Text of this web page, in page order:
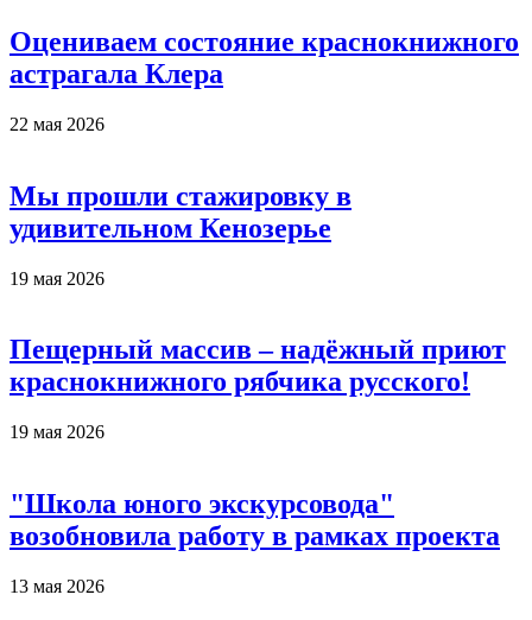
Оцениваем состояние краснокнижного
астрагала Клера
22 мая 2026
Мы прошли стажировку в
удивительном Кенозерье
19 мая 2026
Пещерный массив – надёжный приют
краснокнижного рябчика русского!
19 мая 2026
"Школа юного экскурсовода"
возобновила работу в рамках проекта
13 мая 2026